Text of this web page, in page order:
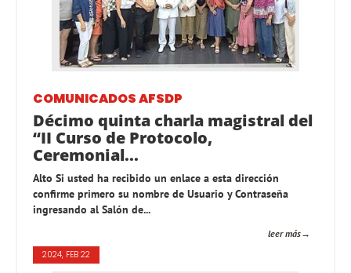
COMUNICADOS AFSDP
Décimo quinta charla magistral del
“II Curso de Protocolo,
Ceremonial...
Alto Si usted ha recibido un enlace a esta dirección
confirme primero su nombre de Usuario y Contraseña
ingresando al Salón de...
leer más
2024, FEB 22